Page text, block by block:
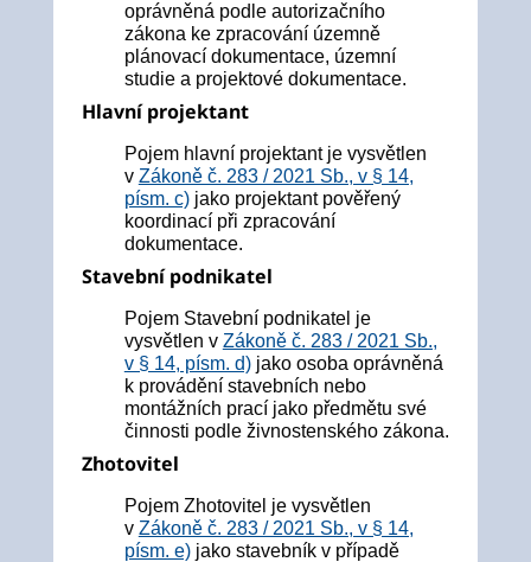
oprávněná podle autorizačního
zákona ke zpracování územně
plánovací dokumentace, územní
studie a projektové dokumentace.
Hlavní projektant
Pojem hlavní projektant je vysvětlen
v Zákoně č. 283 / 2021 Sb., v § 14,
písm. c)jako projektant pověřený
koordinací při zpracování
dokumentace.
Stavební podnikatel
Pojem Stavební podnikatel je
vysvětlen v Zákoně č. 283 / 2021 Sb.,
v § 14, písm. d)jako osoba oprávněná
k provádění stavebních nebo
montážních prací jako předmětu své
činnosti podle živnostenského zákona.
Zhotovitel
Pojem Zhotovitel je vysvětlen
v Zákoně č. 283 / 2021 Sb., v § 14,
písm. e)jako stavebník v případě